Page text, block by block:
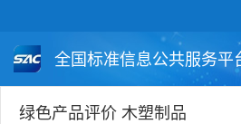
全国标准信息公共服务平
国家标准 行业标准
绿色产品评价 木塑制品